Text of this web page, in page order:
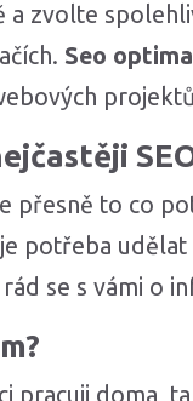
a zvolte
Seo
přesně to co
potřeba
se s vámi o
pracuji doma,